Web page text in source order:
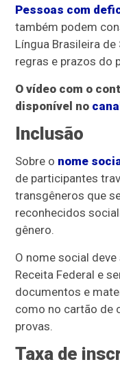
Pessoas com
também podem
Língua Brasileira
regras e prazos do
O vídeo com o
disponível no
Inclusão
Sobre o nome
de participantes
transgêneros que
reconhecidos
gênero.
O nome social
Receita Federal e
documentos e
como no cartão de
provas.
Taxa de